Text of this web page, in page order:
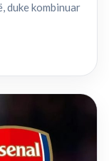
duke kombinuar